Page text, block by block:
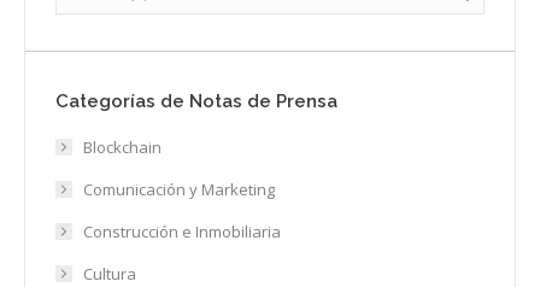
Categorías de Notas de Prensa
Blockchain
Comunicación y Marketing
Construcción e Inmobiliaria
Cultura